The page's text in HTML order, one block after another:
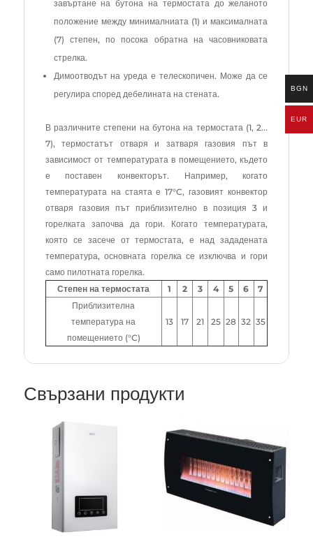
завъртане на бутона на термостата до желаното
положение между минималниата (1) и максималната
(7) степен, по посока обратна на часовниковата
стрелка.
Димоотводът на уреда е телескопичен. Може да се
регулира според дебелината на стената.
В различните степени на бутона на термостата (1, 2...
7), термостатът отваря и затваря газовия път в
зависимост от температурата в помещението, където
е поставен конвекторът. Например, когато
температурата на стаята е 17°C, газовият конвектор
отваря газовия път приблизително в позиция 3 и
горелката започва да гори. Когато температурата,
която се засече от термостата, е над зададената
температура, основната горелка се изключва и гори
само пилотната горелка.
Степен на термостата
1 2 3 4 5 6
7
Приблизителна
температура на
помещението (°C)
13 17 21 25 28 32 35
Свързани продукти
BGN
EUR